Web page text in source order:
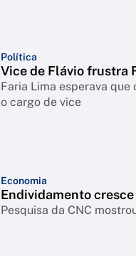
Política
Vice de Flávio frustra
Faria Lima esperava
o cargo de vice
Economia
Endividamento
Pesquisa da CNC